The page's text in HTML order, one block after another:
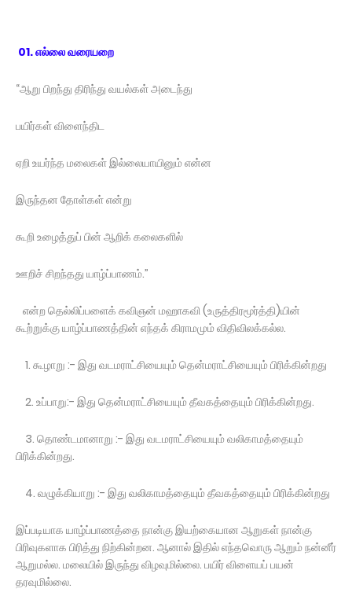
01. எல்லை வரையறை
“ஆறு பிறந்து திரிந்து வயல்கள் அடைந்து
பயிர்கள் விளைந்திட
ஏறி உயர்ந்த மலைகள் இல்லையாயினும் என்ன
இருந்தன தோள்கள் என்று
கூறி உழைத்துப் பின் ஆறிக் கலைகளில்
ஊறிச் சிறந்தது யாழ்ப்பாணம்.”
என்ற தெல்லிப்பளைக் கவிஞன் மஹாகவி (உருத்திரமூர்த்தி)யின்
கூற்றுக்கு யாழ்ப்பாணத்தின் எந்தக் கிராமமும் விதிவிலக்கல்ல.
1. கூழாறு :- இது வடமராட்சியையும் தென்மராட்சியையும் பிரிக்கின்றது
2. உப்பாறு:- இது தென்மராட்சியையும் தீவகத்தையும் பிரிக்கின்றது.
3. தொண்டமானாறு :- இது வடமராட்சியையும் வலிகாமத்தையும்
பிரிக்கின்றது.
4. வழுக்கியாறு :- இது வலிகாமத்தையும் தீவகத்தையும் பிரிக்கின்றது
இப்படியாக யாழ்ப்பாணத்தை நான்கு இயற்கையான ஆறுகள் நான்கு
பிரிவுகளாக பிரித்து நிற்கின்றன. ஆனால் இதில் எந்தவொரு ஆறும் நன்னீர்
ஆறுமல்ல. மலையில் இருந்து விழவுமில்லை. பயிர் விளையப் பயன்
தரவுமில்லை.